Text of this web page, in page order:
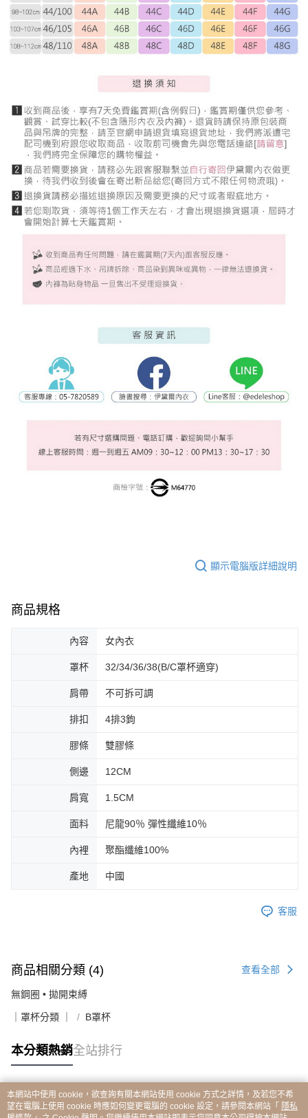
顯示電腦版詳細說明
商品規格
內容 女內衣
罩杯 32/34/36/38(B/C罩杯適穿)
肩帶 不可拆可調
排扣 4排3鉤
膠條 雙膠條
側邊 12CM
肩寬 1.5CM
面料 尼龍90％ 彈性纖維10％
內裡 聚酯纖維100%
產地 中國
客服
商品相關分類 (4) 查看全部
無鋼圈 • 拋開束縛
｜罩杯分類 ｜ B罩杯
本分類熱銷全站排行
熱門標籤
本網站中使用 cookie，欲查詢有關本網站使用 cookie 方式之詳情，及若您不希
望在電腦上使用 cookie 時應如何變更電腦的 cookie 設定，請參閱本網站「 隱私